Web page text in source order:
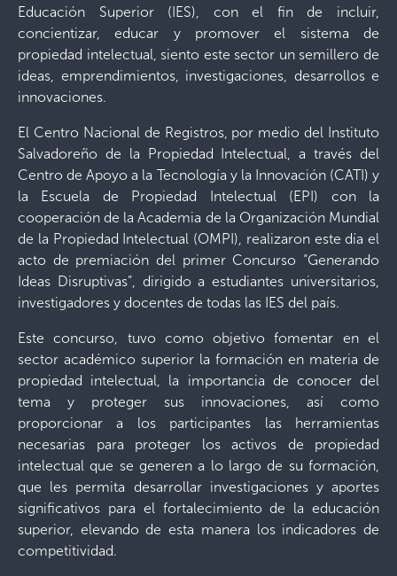
Educación Superior (IES), con el fin de incluir,
concientizar, educar y promover el sistema de
propiedad intelectual, siento este sector un semillero de
ideas, emprendimientos, investigaciones, desarrollos e
innovaciones.
El Centro Nacional de Registros, por medio del Instituto
Salvadoreño de la Propiedad Intelectual, a través del
Centro de Apoyo a la Tecnología y la Innovación (CATI) y
la Escuela de Propiedad Intelectual (EPI) con la
cooperación de la Academia de la Organización Mundial
de la Propiedad Intelectual (OMPI), realizaron este día el
acto de premiación del primer Concurso “Generando
Ideas Disruptivas”, dirigido a estudiantes universitarios,
investigadores y docentes de todas las IES del país.
Este concurso, tuvo como objetivo fomentar en el
sector académico superior la formación en materia de
propiedad intelectual, la importancia de conocer del
tema y proteger sus innovaciones, así como
proporcionar a los participantes las herramientas
necesarias para proteger los activos de propiedad
intelectual que se generen a lo largo de su formación,
que les permita desarrollar investigaciones y aportes
significativos para el fortalecimiento de la educación
superior, elevando de esta manera los indicadores de
competitividad.